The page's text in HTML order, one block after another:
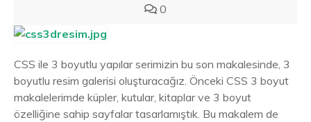
0
CSS ile 3 boyutlu yapılar serimizin bu son makalesinde, 3
boyutlu resim galerisi oluşturacağız. Önceki CSS 3 boyut
makalelerimde küpler, kutular, kitaplar ve 3 boyut
özelliğine sahip sayfalar tasarlamıştık. Bu makalem de